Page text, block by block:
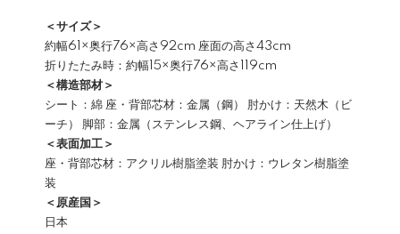
＜サイズ＞
約幅61×奥行76×高さ92cm 座面の高さ43cm
折りたたみ時：約幅15×奥行76×高さ119cm
＜構造部材＞
シート：綿 座・背部芯材：金属（鋼） 肘かけ：天然木（ビ
ーチ） 脚部：金属（ステンレス鋼、ヘアライン仕上げ）
＜表面加工＞
座・背部芯材：アクリル樹脂塗装 肘かけ：ウレタン樹脂塗
装
＜原産国＞
日本